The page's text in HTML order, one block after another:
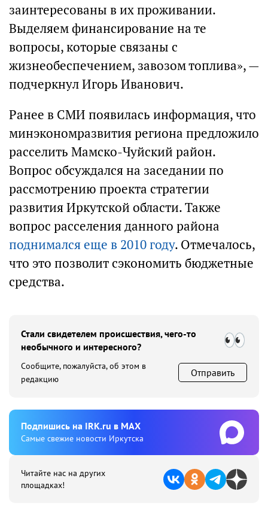
заинтересованы в их проживании.
Выделяем финансирование на те
вопросы, которые связаны с
жизнеобеспечением, завозом топлива», —
подчеркнул Игорь Иванович.
Ранее в СМИ появилась информация, что
минэкономразвития региона предложило
расселить Мамско-Чуйский район.
Вопрос обсуждался на заседании по
рассмотрению проекта стратегии
развития Иркутской области. Также
вопрос расселения данного района
поднимался еще в 2010 году. Отмечалось,
что это позволит сэкономить бюджетные
средства.
Стали свидетелем происшествия, чего-то
необычного и интересного?
Сообщите, пожалуйста, об этом в
редакцию
Отправить
Подпишиcь на IRK.ru в MAX
Cамые свежие новости Иркутска
Читайте нас на других
площадках!